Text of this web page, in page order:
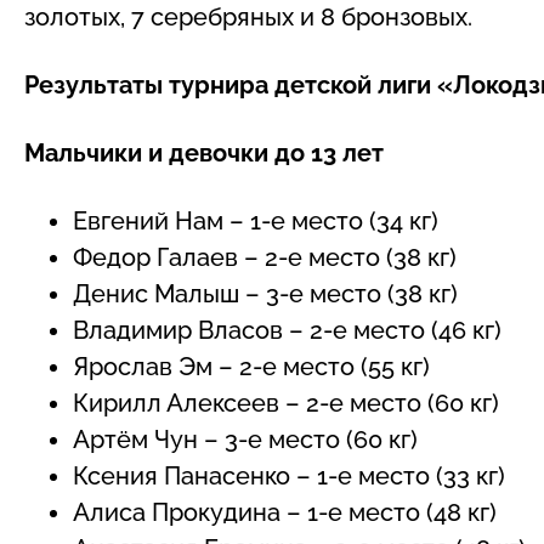
золотых, 7 серебряных и 8 бронзовых.
Результаты турнира детской лиги
Мальчики и девочки до 13 лет
Евгений Нам – 1-е место (34 кг)
Федор Галаев – 2-е место (38 кг)
Денис Малыш – 3-е место (38 кг)
Владимир Власов – 2-е место (46 кг)
Ярослав Эм – 2-е место (55 кг)
Кирилл Алексеев – 2-е место (60 кг)
Артём Чун – 3-е место (60 кг)
Ксения Панасенко – 1-е место (33 кг)
Алиса Прокудина – 1-е место (48 кг)